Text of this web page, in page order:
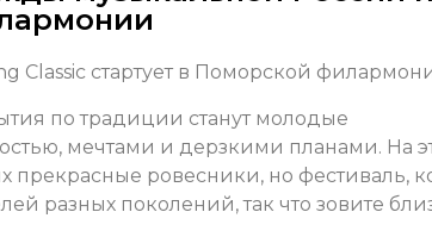
Classic стартует в Поморской
по традиции станут молодые
мечтами и дерзкими планами. На
прекрасные ровесники, но фестиваль,
разных поколений, так что зовите